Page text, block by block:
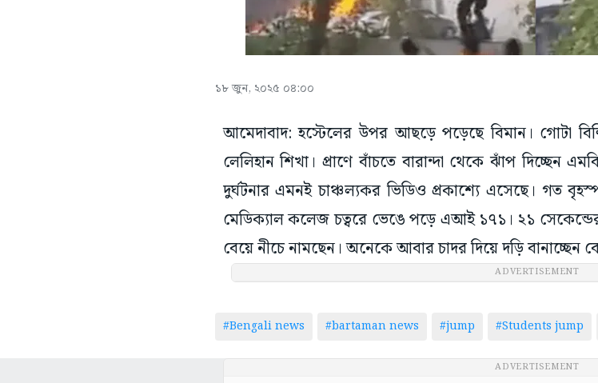
১৮ জুন, ২০২৫ ০৪:০০
আমেদাবাদ: হস্টেলের উপর আছড়ে পড়েছে বিমান। গোটা
লেলিহান শিখা। প্রাণে বাঁচতে বারান্দা থেকে ঝাঁপ দিচ্ছেন
দুর্ঘটনার এমনই চাঞ্চল্যকর ভিডিও প্রকাশ্যে এসেছে। গত
মেডিক্যাল কলেজ চত্বরে ভেঙে পড়ে এআই ১৭১। ২১ সেকেন্ডের
বেয়ে নীচে নামছেন। অনেকে আবার চাদর দিয়ে দড়ি বানাচ্ছেন
ADVERTISEMENT
#Bengali news #bartaman news #jump #Students jump
ADVERTISEMENT